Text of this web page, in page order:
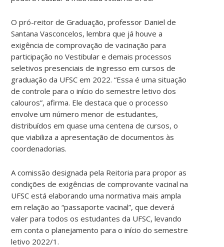
O pró-reitor de Graduação, professor Daniel de
Santana Vasconcelos, lembra que já houve a
exigência de comprovação de vacinação para
participação no Vestibular e demais processos
seletivos presenciais de ingresso em cursos de
graduação da UFSC em 2022. “Essa é uma situação
de controle para o início do semestre letivo dos
calouros”, afirma. Ele destaca que o processo
envolve um número menor de estudantes,
distribuídos em quase uma centena de cursos, o
que viabiliza a apresentação de documentos às
coordenadorias.
A comissão designada pela Reitoria para propor as
condições de exigências de comprovante vacinal na
UFSC está elaborando uma normativa mais ampla
em relação ao “passaporte vacinal”, que deverá
valer para todos os estudantes da UFSC, levando
em conta o planejamento para o início do semestre
letivo 2022/1.